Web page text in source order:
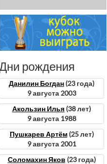
рождения
Данилин Богдан (23 года)
9 августа 2003
Акользин Илья (38 лет)
9 августа 1988
Пушкарев Артём(25 лет)
9 августа 2001
Соломахин Яков (23 года)